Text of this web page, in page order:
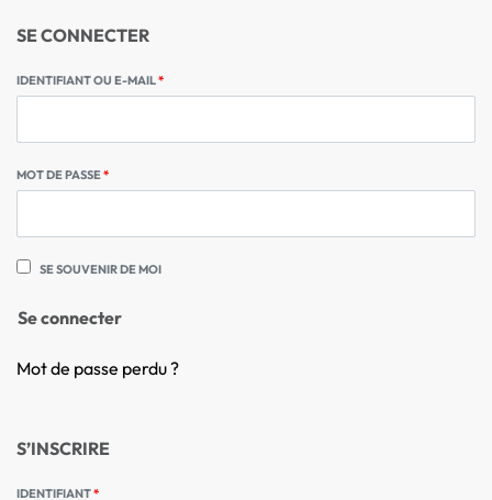
SE CONNECTER
IDENTIFIANT OU E-MAIL*
MOT DE PASSE*
SE SOUVENIR DE MOI
Se connecter
Mot de passe perdu ?
S’INSCRIRE
IDENTIFIANT*